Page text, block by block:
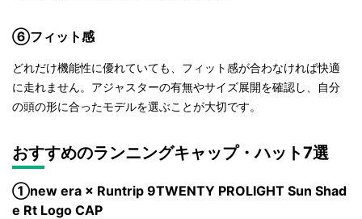
⑥フィット感
どれだけ機能性に優れていても、フィット感が合わなければ快適
に走れません。アジャスターの有無やサイズ展開を確認し、自分
の頭の形に合ったモデルを選ぶことが大切です。
おすすめのランニングキャップ・ハット7選
①new era × Runtrip 9TWENTY PROLIGHT Sun Shad
e Rt Logo CAP